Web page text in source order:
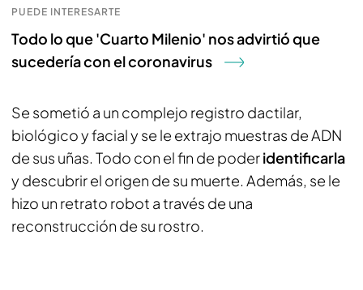
PUEDE INTERESARTE
Todo lo que 'Cuarto Milenio' nos advirtió que
sucedería con el coronavirus
Se sometió a un complejo registro dactilar,
biológico y facial y se le extrajo muestras de ADN
de sus uñas. Todo con el fin de poderidentificarla
y descubrir el origen de su muerte. Además, se le
hizo un retrato robot a través de una
reconstrucción de su rostro.